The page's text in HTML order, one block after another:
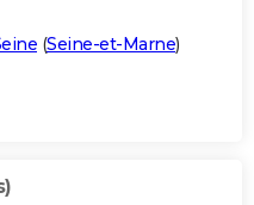
(Seine-et-Marne)